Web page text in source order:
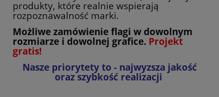
produkty, które realnie wspierają
rozpoznawalność marki.
Możliwe zamówienie flagi w dowolnym
rozmiarze i dowolnej grafice. Projekt
gratis!
Nasze priorytety to - najwyzsza jakość
oraz szybkość realizacji